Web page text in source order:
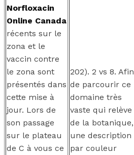
Norfloxacin
Online Canada
récents sur le
zona et le
vaccin contre
le zona sont
présentés dans
cette mise à
jour. Lors de
son passage
sur le plateau
de C à vous ce
202). 2 vs 8. Afin
de parcourir ce
domaine très
vaste qui relève
de la botanique,
une description
par couleur